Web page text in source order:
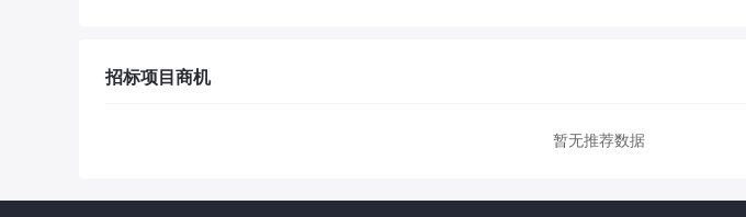
招标项目商机
暂无推荐数据